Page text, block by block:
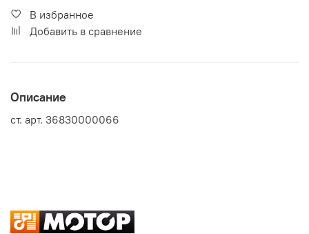
В избранное
Добавить в сравнение
Описание
ст. арт. 36830000066